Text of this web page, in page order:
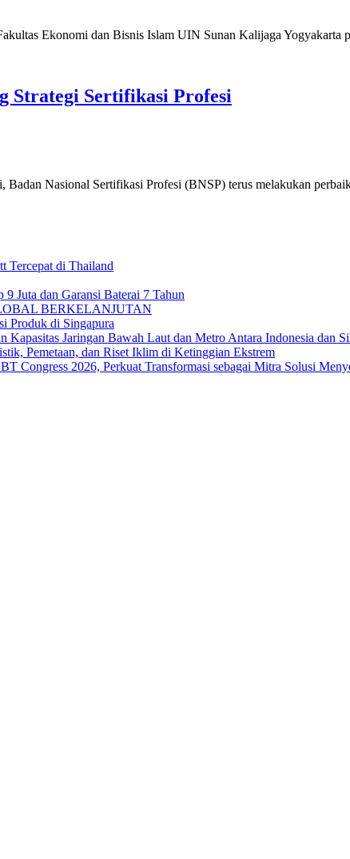
Strategi Sertifikasi Profesi
Nasional Sertifikasi Profesi (BNSP) terus melakukan
Tercepat di Thailand
Juta dan Garansi Baterai 7 Tahun
BERKELANJUTAN
Produk di Singapura
Jaringan Bawah Laut dan Metro Antara Indonesia dan
Pemetaan, dan Riset Iklim di Ketinggian Ekstrem
Congress 2026, Perkuat Transformasi sebagai Mitra Solusi